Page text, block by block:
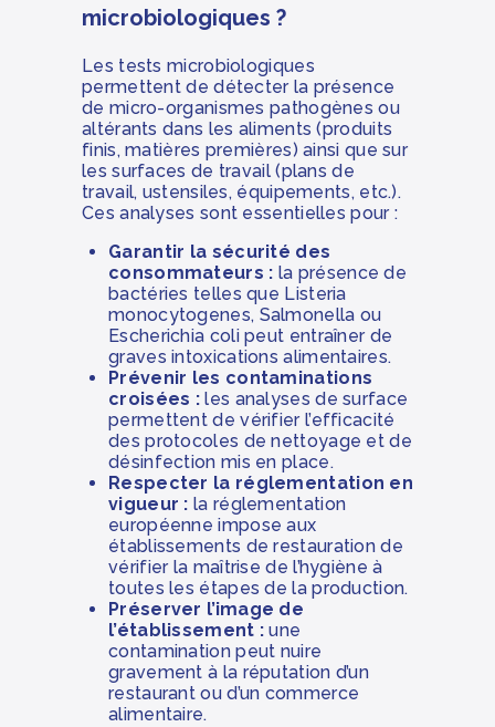
microbiologiques ?
Les tests microbiologiques
permettent de détecter la présence
de micro-organismes pathogènes ou
altérants dans les aliments (produits
finis, matières premières) ainsi que sur
les surfaces de travail (plans de
travail, ustensiles, équipements, etc.).
Ces analyses sont essentielles pour :
Garantir la sécurité des
consommateurs : la présence de
bactéries telles que Listeria
monocytogenes, Salmonella ou
Escherichia coli peut entraîner de
graves intoxications alimentaires.
Prévenir les contaminations
croisées : les analyses de surface
permettent de vérifier l’efficacité
des protocoles de nettoyage et de
désinfection mis en place.
Respecter la réglementation en
vigueur : la réglementation
européenne impose aux
établissements de restauration de
vérifier la maîtrise de l’hygiène à
toutes les étapes de la production.
Préserver l’image de
l’établissement : une
contamination peut nuire
gravement à la réputation d’un
restaurant ou d’un commerce
alimentaire.